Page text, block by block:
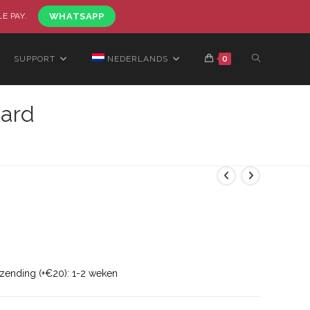
PAY. WHATSAPP
SUPPORT NEDERLANDS 0
(+€20): 1-2 weken